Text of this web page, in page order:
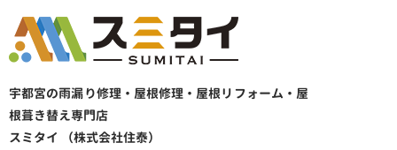
宇都宮の雨漏り修理・屋根修理・屋根リフォーム・屋
根葺き替え専門店
スミタイ （株式会社住泰）